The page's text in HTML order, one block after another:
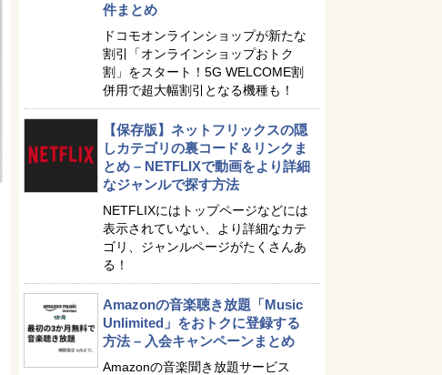
件まとめ
ドコモオンラインショップが新たな
割引「オンラインショップおトク
割」をスタート！5G WELCOME割
併用で超大幅割引となる機種も！
【保存版】ネットフリックスの隠
しカテゴリの裏コード＆リンクま
とめ – NETFLIXで動画をより詳細
なジャンルで探す方法
NETFLIXにはトップページなどには
表示されていない、より詳細なカテ
ゴリ、ジャンルページがたくさんあ
る！
Amazonの音楽聴き放題「Music
Unlimited」をおトクに登録する
方法 – 入会キャンペーンまとめ
Amazonの音楽聞き放題サービス